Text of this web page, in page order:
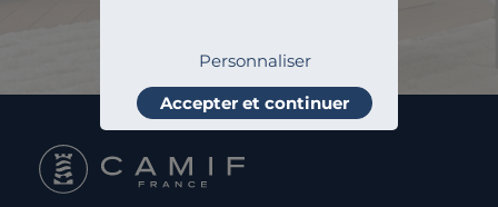
Personnaliser
Accepter et continuer